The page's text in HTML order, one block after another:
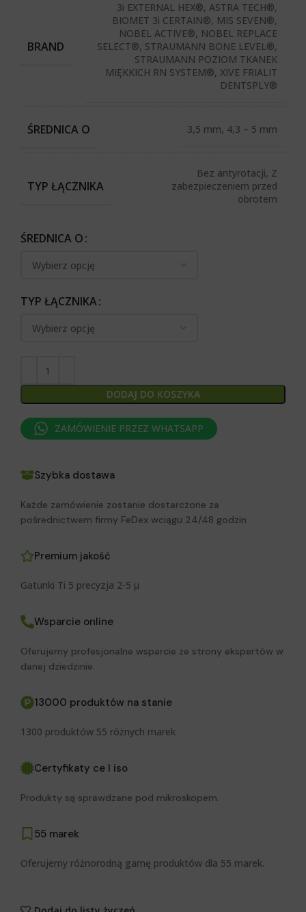
BRAND
3i EXTERNAL HEX®, ASTRA TECH®,
BIOMET 3i CERTAIN®, MIS SEVEN®,
NOBEL ACTIVE®, NOBEL REPLACE
SELECT®, STRAUMANN BONE LEVEL®,
STRAUMANN POZIOM TKANEK
MIĘKKICH RN SYSTEM®, XIVE FRIALIT
DENTSPLY®
ŚREDNICA O 3,5 mm, 4,3 – 5 mm
TYP ŁĄCZNIKA
Bez antyrotacji, Z
zabezpieczeniem przed
obrotem
ŚREDNICA O
TYP ŁĄCZNIKA
DODAJ DO KOSZYKA
ZAMÓWIENIE PRZEZ WHATSAPP
Szybka dostawa
Każde zamówienie zostanie dostarczone za
pośrednictwem firmy FeDex wciągu 24/48 godzin
Premium jakość
Gatunki Ti 5 precyzja 2-5 μ
Wsparcie online
Oferujemy profesjonalne wsparcie ze strony ekspertów w
danej dziedzinie.
13000 produktów na stanie
1300 produktów 55 różnych marek
Certyfikaty ce I iso
Produkty są sprawdzane pod mikroskopem.
55 marek
Oferujemy różnorodną gamę produktów dla 55 marek.